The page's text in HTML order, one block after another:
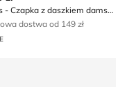
Guess - Czapka z daszkiem damska
dostwa od 149 zł